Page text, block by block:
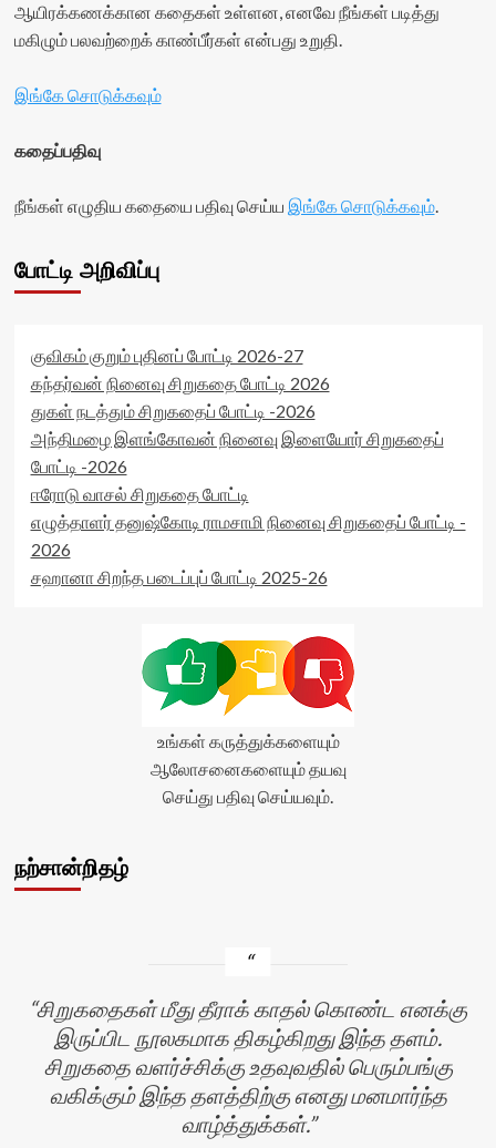
ஆயிரக்கணக்கான கதைகள் உள்ளன, எனவே நீங்கள் படித்து
மகிழும் பலவற்றைக் காண்பீர்கள் என்பது உறுதி.
இங்கே சொடுக்கவும்
கதைப்பதிவு
நீங்கள் எழுதிய கதையை பதிவு செய்ய இங்கே சொடுக்கவும்.
போட்டி அறிவிப்பு
குவிகம் குறும் புதினப் போட்டி 2026-27
கந்தர்வன் நினைவு சிறுகதை போட்டி 2026
துகள் நடத்தும் சிறுகதைப் போட்டி -2026
அந்திமழை இளங்கோவன் நினைவு இளையோர் சிறுகதைப்
போட்டி -2026
ஈரோடு வாசல் சிறுகதை போட்டி
எழுத்தாளர் தனுஷ்கோடி ராமசாமி நினைவு சிறுகதைப் போட்டி -
2026
சஹானா சிறந்த படைப்புப் போட்டி 2025-26
உங்கள் கருத்துக்களையும்
ஆலோசனைகளையும் தயவு
செய்து பதிவு செய்யவும்.
நற்சான்றிதழ்
சிறுகதைகள் மீது தீராக் காதல் கொண்ட எனக்கு
இருப்பிட நூலகமாக திகழ்கிறது இந்த தளம்.
சிறுகதை வளர்ச்சிக்கு உதவுவதில் பெரும்பங்கு
வகிக்கும் இந்த தளத்திற்கு எனது மனமார்ந்த
வாழ்த்துக்கள்.